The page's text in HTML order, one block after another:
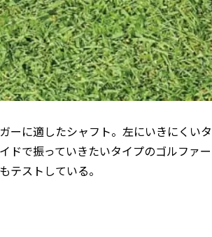
ーに適したシャフト。左にいきにくいタ
ドで振っていきたいタイプのゴルファー
テストしている。